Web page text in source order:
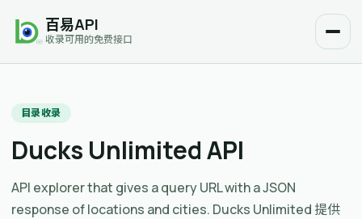
百易API
收录可用的免费接口
目录收录
Ducks Unlimited API
API explorer that gives a query URL with a JSON
response of locations and cities. Ducks Unlimited 提供